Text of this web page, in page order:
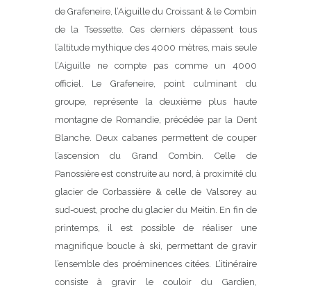
de Grafeneire, l’Aiguille du Croissant & le Combin
de la Tsessette. Ces derniers dépassent tous
l’altitude mythique des 4000 mètres, mais seule
l’Aiguille ne compte pas comme un 4000
officiel. Le Grafeneire, point culminant du
groupe, représente la deuxième plus haute
montagne de Romandie, précédée par la Dent
Blanche. Deux cabanes permettent de couper
l’ascension du Grand Combin. Celle de
Panossière est construite au nord, à proximité du
glacier de Corbassière & celle de Valsorey au
sud-ouest, proche du glacier du Meitin. En fin de
printemps, il est possible de réaliser une
magnifique boucle à ski, permettant de gravir
l’ensemble des proéminences citées. L’itinéraire
consiste à gravir le couloir du Gardien,